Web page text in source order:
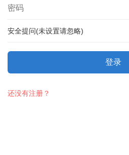
安全提问(未设置请忽略)
登录
还没有注册？